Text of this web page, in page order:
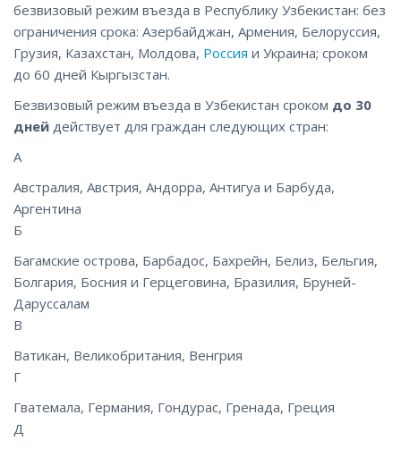
безвизовый режим въезда в Республику Узбекистан: без
ограничения срока: Азербайджан, Армения, Белоруссия,
Грузия, Казахстан, Молдова, Россия и Украина; сроком
до 60 дней Кыргызстан.
Безвизовый режим въезда в Узбекистан сроком до 30
дней действует для граждан следующих стран:
А
Австралия, Австрия, Андорра, Антигуа и Барбуда,
Аргентина
Б
Багамские острова, Барбадос, Бахрейн, Белиз, Бельгия,
Болгария, Босния и Герцеговина, Бразилия, Бруней-
Даруссалам
В
Ватикан, Великобритания, Венгрия
Г
Гватемала, Германия, Гондурас, Гренада, Греция
Д